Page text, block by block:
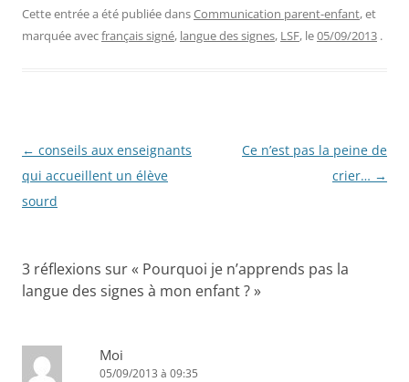
Cette entrée a été publiée dansCommunication parent-enfant, et
marquée avecfrançais signé, langue des signes, LSF, le05/09/2013 .
Navigation
des
articles
← conseils aux enseignants
qui accueillent un élève
sourd
Ce n’est pas la peine de
crier… →
3 réflexions sur « Pourquoi je n’apprends pas la
langue des signes à mon enfant ?»
Moi
05/09/2013 à 09:35